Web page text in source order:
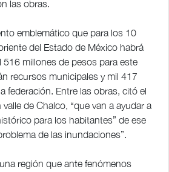
las obras.
emblemático que para los 10
del Estado de México habrá
millones de pesos para este
recursos municipales y mil 417
federación. Entre las obras, citó el
de Chalco, “que van a ayudar a
para los habitantes” de ese
de las inundaciones”.
región que ante fenómenos